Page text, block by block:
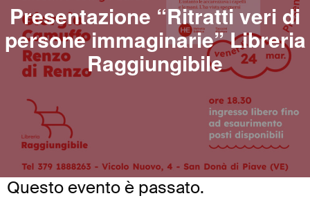
Presentazione “Ritratti veri di
persone immaginarie” Libreria
Raggiungibile
Questo evento è passato.